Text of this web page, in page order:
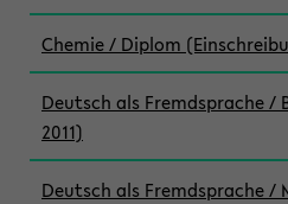
Chemie / Diplom
Deutsch als Fremdsprache /
2011)
Deutsch als Fremdsprache /